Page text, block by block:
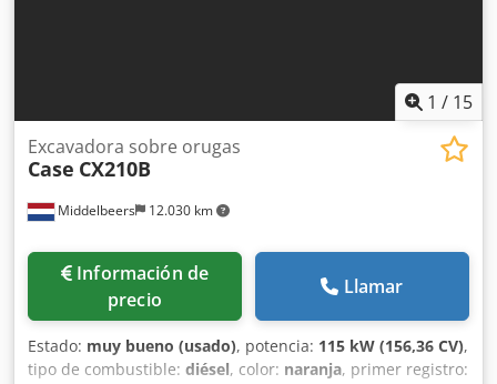
1 / 15
Middelbeers 12.030 km
Excavadora sobre orugas
Case CX210B
Información de
precio
Llamar
Estado: muy bueno (usado), potencia: 115 kW (156,36 CV),
tipo de combustible: diésel, color: naranja, primer registro: